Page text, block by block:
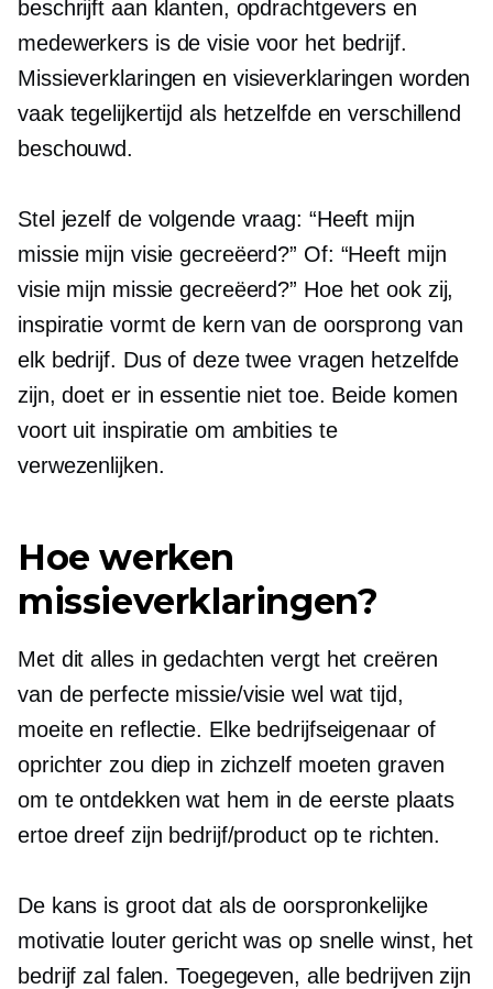
beschrijft aan klanten, opdrachtgevers en
medewerkers is de visie voor het bedrijf.
Missieverklaringen en visieverklaringen worden
vaak tegelijkertijd als hetzelfde en verschillend
beschouwd.
Stel jezelf de volgende vraag: “Heeft mijn
missie mijn visie gecreëerd?” Of: “Heeft mijn
visie mijn missie gecreëerd?” Hoe het ook zij,
inspiratie vormt de kern van de oorsprong van
elk bedrijf. Dus of deze twee vragen hetzelfde
zijn, doet er in essentie niet toe. Beide komen
voort uit inspiratie om ambities te
verwezenlijken.
Hoe werken
missieverklaringen?
Met dit alles in gedachten vergt het creëren
van de perfecte missie/visie wel wat tijd,
moeite en reflectie. Elke bedrijfseigenaar of
oprichter zou diep in zichzelf moeten graven
om te ontdekken wat hem in de eerste plaats
ertoe dreef zijn bedrijf/product op te richten.
De kans is groot dat als de oorspronkelijke
motivatie louter gericht was op snelle winst, het
bedrijf zal falen. Toegegeven, alle bedrijven zijn